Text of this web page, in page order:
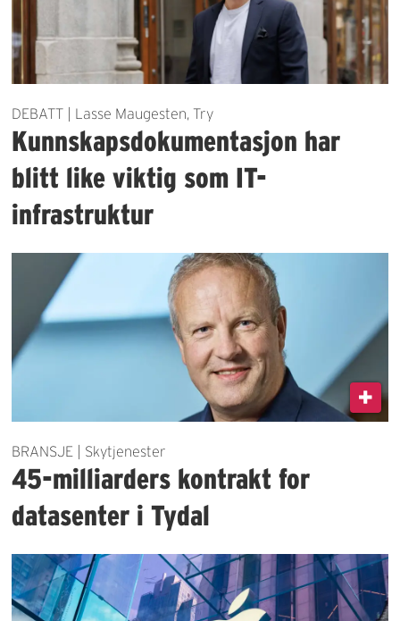
DEBATT | Lasse Maugesten, Try
Kunnskapsdokumentasjon har
blitt like viktig som IT-
infrastruktur
BRANSJE | Skytjenester
45-milliarders kontrakt for
datasenter i Tydal